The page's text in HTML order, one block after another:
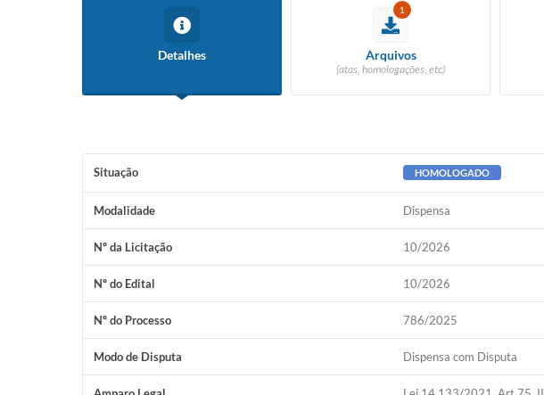
Detalhes
1
Arquivos
(atas, homologações, etc)
Situação HOMOLOGADO
Modalidade Dispensa
Nº da Licitação 10/2026
Nº do Edital 10/2026
Nº do Processo 786/2025
Modo de Disputa Dispensa com Disputa